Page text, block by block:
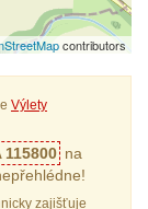
contributors
Výlety
115800 na
zajišťuje